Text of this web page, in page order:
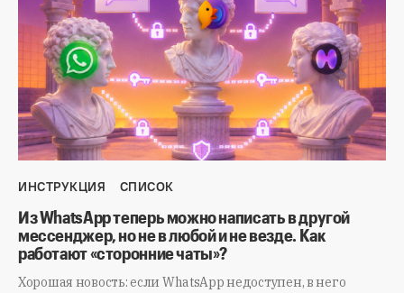
ИНСТРУКЦИЯ СПИСОК
Из WhatsApp теперь можно написать в другой
мессенджер, но не в любой и не везде. Как
работают «сторонние чаты»?
Хорошая новость: если WhatsApp недоступен, в него